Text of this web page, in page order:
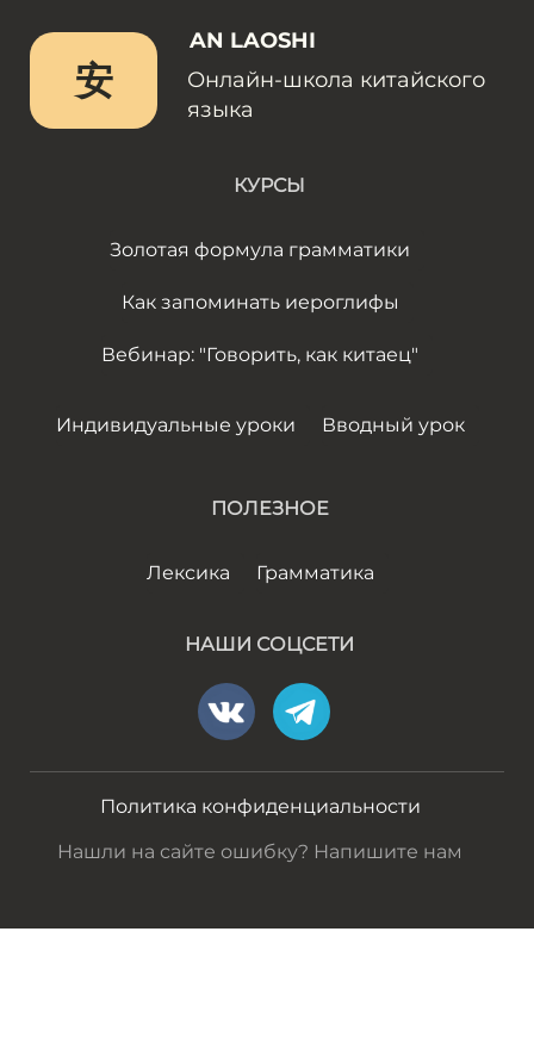
安
AN LAOSHI
Онлайн-школа китайского
языка
КУРСЫ
Золотая формула грамматики
Как запоминать иероглифы
Вебинар: "Говорить, как китаец"
Индивидуальные уроки Вводный урок
ПОЛЕЗНОЕ
Лексика Грамматика
НАШИ СОЦСЕТИ
Политика конфиденциальности
Нашли на сайте ошибку? Напишите нам